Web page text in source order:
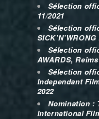
Sélection
11/2021
Sélection
Sélection
AWARDS,
Sélection
Independant
2022
Nomination :
International